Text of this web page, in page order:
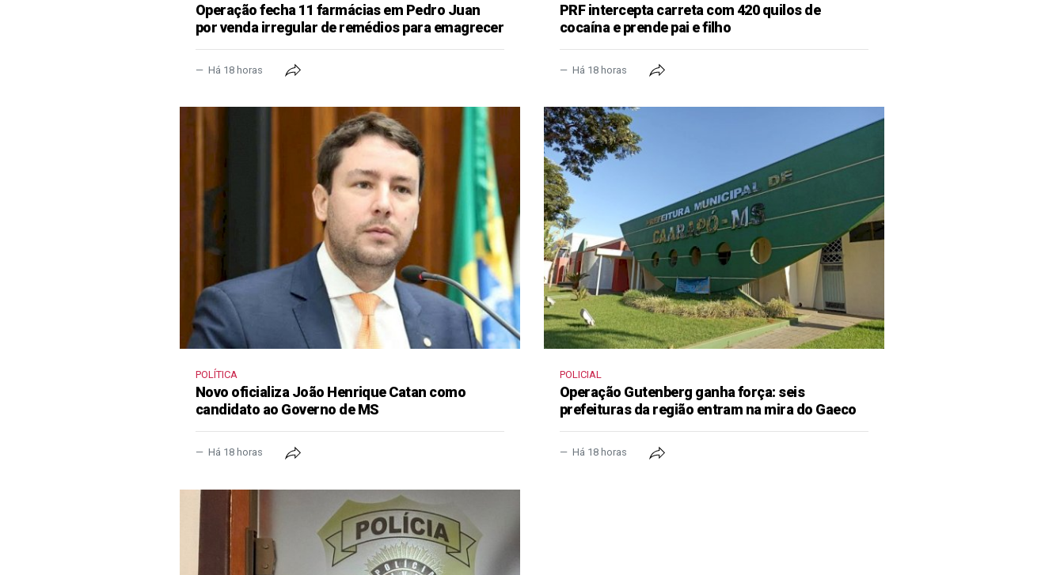
Operação fecha 11 farmácias em Pedro Juan
por venda irregular de remédios para emagrecer
Há 18 horas
PRF intercepta carreta com 420 quilos de
cocaína e prende pai e filho
Há 18 horas
POLÍTICA
Novo oficializa João Henrique Catan como
candidato ao Governo de MS
Há 18 horas
POLICIAL
Operação Gutenberg ganha força: seis
prefeituras da região entram na mira do Gaeco
Há 18 horas